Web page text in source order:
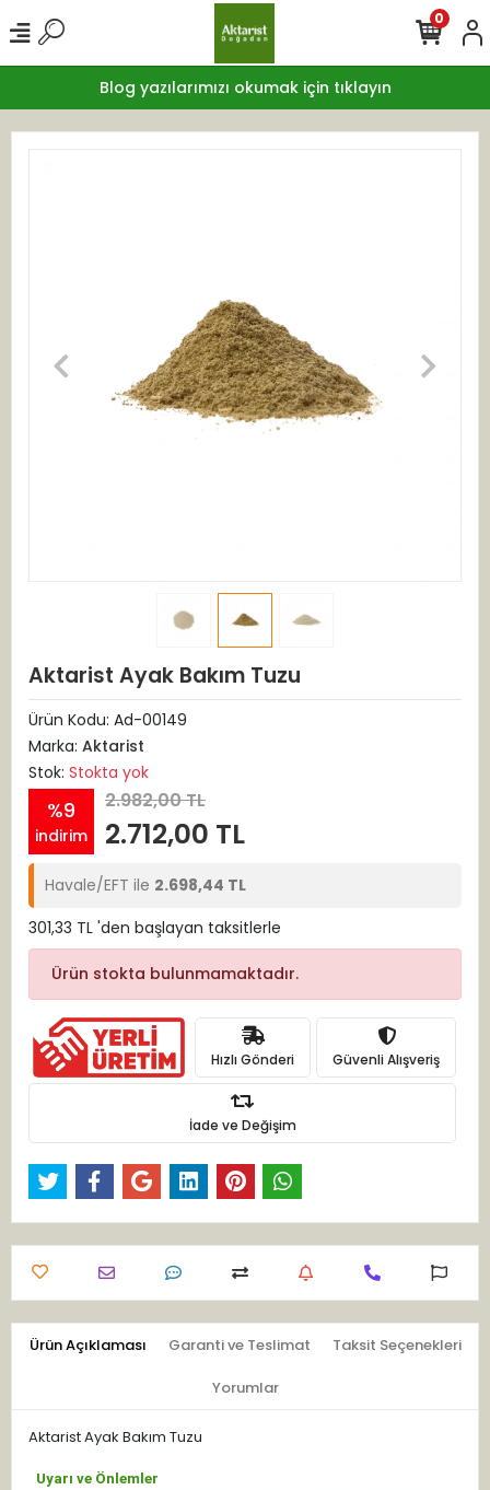
Blog yazılarımızı okumak için tıklayın
0
Aktarist Ayak Bakım Tuzu
Ürün Kodu: Ad-00149
Marka: Aktarist
Stok: Stokta yok
%9
indirim
2.982,00 TL
2.712,00 TL
Havale/EFT ile 2.698,44 TL
301,33 TL 'den başlayan taksitlerle
Ürün stokta bulunmamaktadır.
Hızlı Gönderi Güvenli Alışveriş
İade ve Değişim
Ürün Açıklaması Garanti ve Teslimat Taksit Seçenekleri
Yorumlar
Aktarist Ayak Bakım Tuzu
Uyarı ve Önlemler